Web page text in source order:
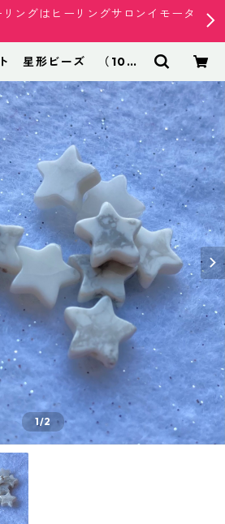
ングはヒーリングサロンイモータ
星形ビーズ （10粒
クリスタル
1/2